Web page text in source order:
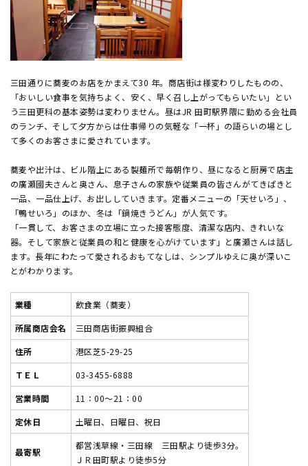
三田通りに蕎麦のお店をかまえて30 年。商店街は様変わりしたものの、
「おいしい食事を気持ちよく、安く、早く召し上がってもらいたい」とい
う三田更科の基本姿勢は変わりません。昼はJR 田町駅界隈に勤める会社員
のランチ、そして夕方からは仕事帰りの気軽な「一杯」の語らいの場とし
て多くのお客さまに愛されています。
蕎麦や出汁は、ビル階上にある製麺所で毎朝作り、昼になると厨房で店主
の廣瀬國夫さんと奥さん、息子さんの家族や従業員の皆さんがてきぱきと
一品、一品仕上げ、お出ししていきます。定番メニューの「天せいろ」、
「鴨せいろ」のほか、冬は「鍋焼きうどん」が人気です。
「一貫して、お客さまの立場に立った接客態度、清潔な店内、きれいな
器。そして家族と従業員の和と健康を心がけています」と廣瀬さんは話し
ます。長年にわたって愛されるおもてなしは、シンプルゆえに奥が深いこ
とがわかります。
業種
飲食業（蕎麦）
所属商店会名
三田商店街振興組合
住所
港区芝5-29-25
ＴＥＬ
03-3455-6888
営業時間
11：00～21：00
定休日
土曜日、日曜日、祝日
最寄駅
都営浅草線・三田線 三田駅より徒歩3分。
ＪＲ田町駅より徒歩5分